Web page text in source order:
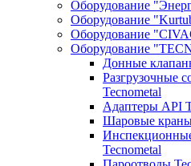
Оборудование
Оборудование
Оборудование
Оборудование
Донные
Разгрузочные
Tecnometal
Адаптеры API
Шаровые краны
Tecnometal